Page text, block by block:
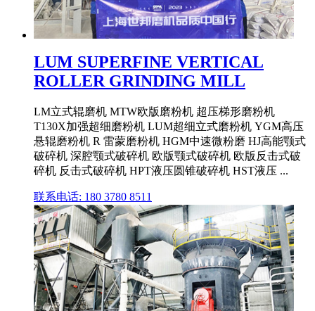
LUM SUPERFINE VERTICAL
ROLLER GRINDING MILL
LM立式辊磨机 MTW欧版磨粉机 超压梯形磨粉机
T130X加强超细磨粉机 LUM超细立式磨粉机 YGM高压
悬辊磨粉机 R 雷蒙磨粉机 HGM中速微粉磨 HJ高能颚式
破碎机 深腔颚式破碎机 欧版颚式破碎机 欧版反击式破
碎机 反击式破碎机 HPT液压圆锥破碎机 HST液压 ...
联系电话: 180 3780 8511